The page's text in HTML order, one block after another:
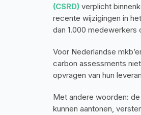
(CSRD) verplicht
recente wijzigingen in het
dan 1.000 medewerkers
Voor Nederlandse
carbon assessments
opvragen van hun
Met andere woorden:
kunnen aantonen,